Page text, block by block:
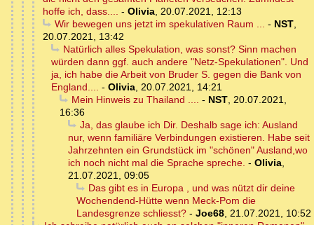
hoffe ich, dass.... - Olivia, 20.07.2021, 12:13
Wir bewegen uns jetzt im spekulativen Raum ... - NST,
20.07.2021, 13:42
Natürlich alles Spekulation, was sonst? Sinn machen
würden dann ggf. auch andere "Netz-Spekulationen". Und
ja, ich habe die Arbeit von Bruder S. gegen die Bank von
England.... - Olivia, 20.07.2021, 14:21
Mein Hinweis zu Thailand .... - NST, 20.07.2021,
16:36
Ja, das glaube ich Dir. Deshalb sage ich: Ausland
nur, wenn familiäre Verbindungen existieren. Habe seit
Jahrzehnten ein Grundstück im "schönen" Ausland,wo
ich noch nicht mal die Sprache spreche. - Olivia,
21.07.2021, 09:05
Das gibt es in Europa , und was nützt dir deine
Wochendend-Hütte wenn Meck-Pom die
Landesgrenze schliesst? - Joe68, 21.07.2021, 10:52